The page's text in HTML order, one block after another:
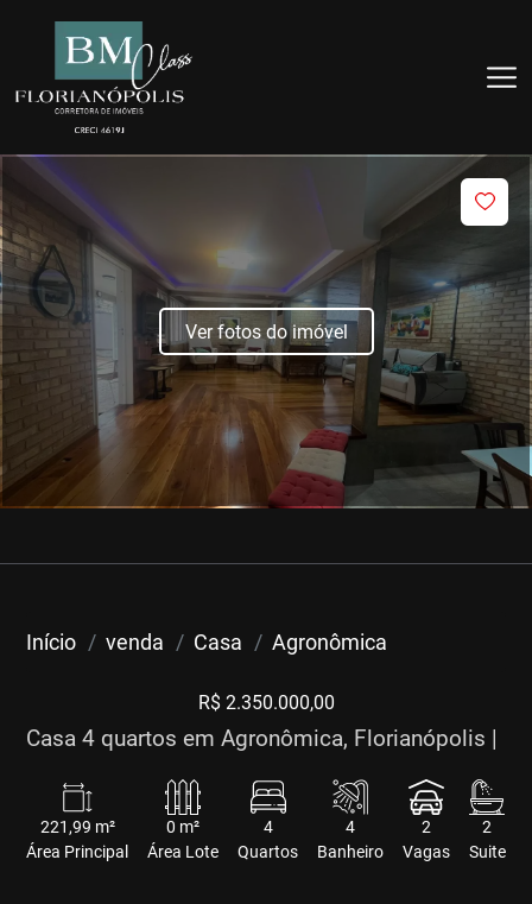
Ver fotos do imóvel
Início venda Casa Agronômica
R$ 2.350.000,00
Casa 4 quartos em Agronômica, Florianópolis |
221,99 m²
Área Principal
0 m²
Área Lote
4
Quartos
4
Banheiro
2
Vagas
2
Suite